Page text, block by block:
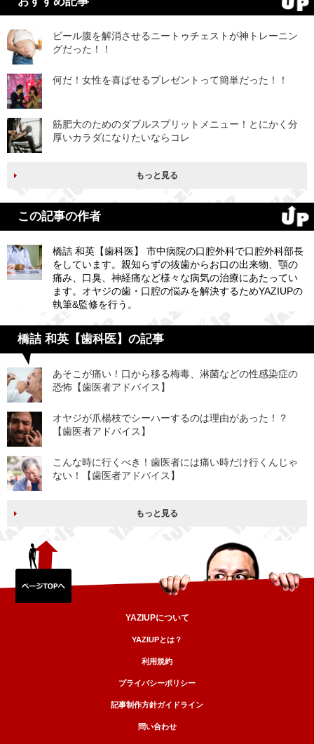
ビール腹を解消させるニートゥチェストが神トレーニン
グだった！！
何だ！女性を喜ばせるプレゼントって簡単だった！！
筋肥大のためのダブルスプリットメニュー！とにかく分
厚いカラダになりたいならコレ
もっと見る
この記事の作者
橋詰 和英【歯科医】 市中病院の口腔外科で口腔外科部長
をしています。親知らずの抜歯からお口の出来物、顎の
痛み、口臭、神経痛など様々な病気の治療にあたってい
ます。オヤジの歯・口腔の悩みを解決するためYAZIUPの
執筆&監修を行う。
橋詰 和英【歯科医】の記事
あそこが痛い！口から移る梅毒、淋菌などの性感染症の
恐怖【歯医者アドバイス】
オヤジが爪楊枝でシーハーするのは理由があった！？
【歯医者アドバイス】
こんな時に行くべき！歯医者には痛い時だけ行くんじゃ
ない！【歯医者アドバイス】
もっと見る
YAZIUPについて
YAZIUPとは？
利用規約
プライバシーポリシー
記事制作方針ガイドライン
問い合わせ